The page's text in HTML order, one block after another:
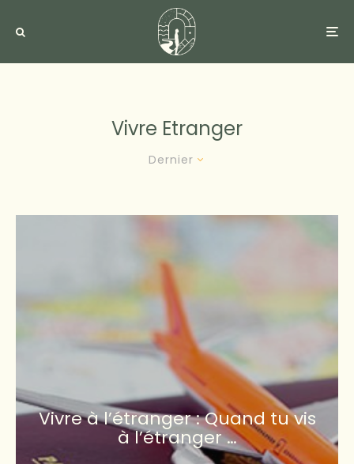
Vivre Etranger
Dernier
Vivre à l’étranger : Quand tu vis
à l’étranger …